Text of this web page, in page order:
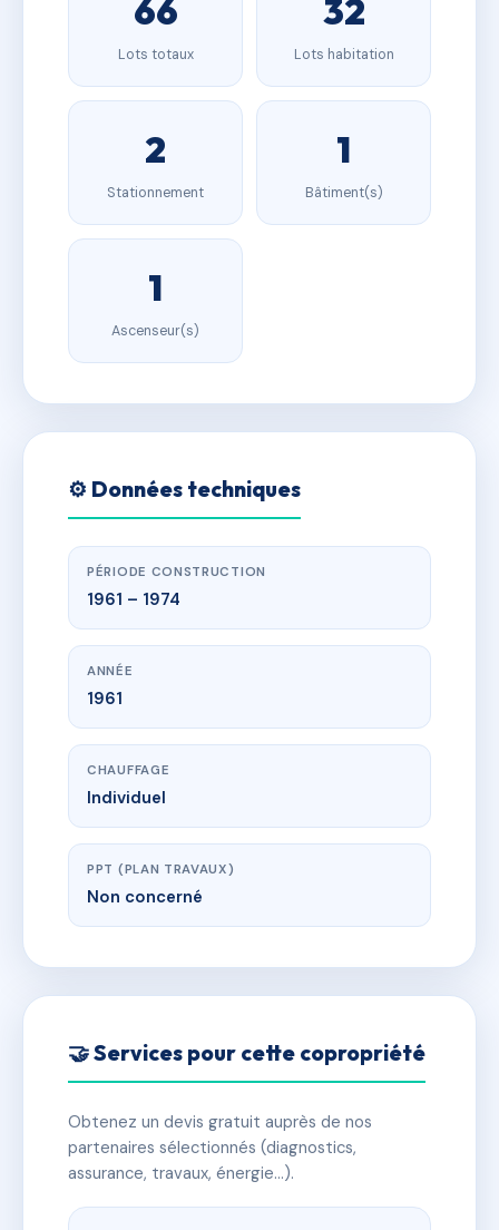
66
Lots totaux
32
Lots habitation
2
Stationnement
1
Bâtiment(s)
1
Ascenseur(s)
⚙️ Données techniques
PÉRIODE CONSTRUCTION
1961 – 1974
ANNÉE
1961
CHAUFFAGE
Individuel
PPT (PLAN TRAVAUX)
Non concerné
🤝 Services pour cette copropriété
Obtenez un devis gratuit auprès de nos
partenaires sélectionnés (diagnostics,
assurance, travaux, énergie…).